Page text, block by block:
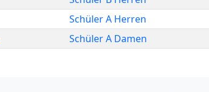
Schüler A Herren
Schüler A Damen